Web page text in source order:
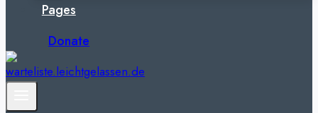
Pages
Donate